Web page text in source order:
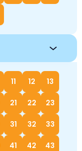
11 12 13
21 22 23
31 32 33
41 42 43